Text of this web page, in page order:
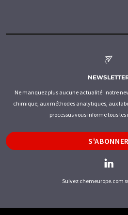
Ne manquez plus aucune actualité : notre
chimique, aux méthodes analytiques, aux
processus vous informe tous
S'ABONNER
Suivez chemeurope.com